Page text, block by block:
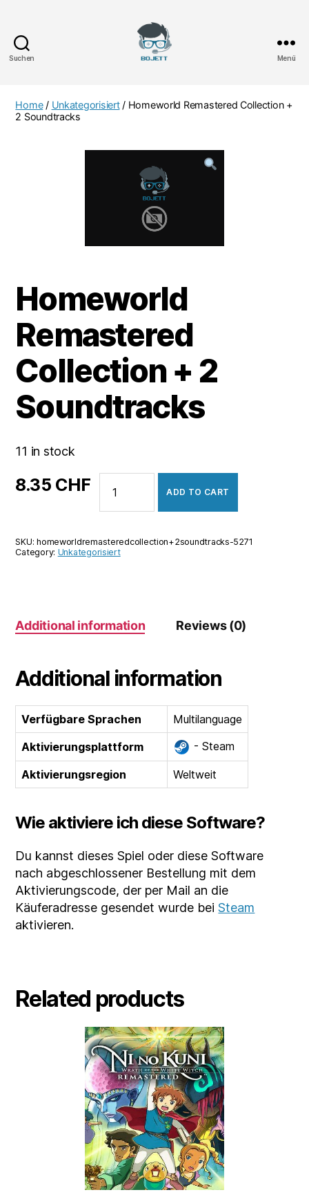
Suchen Menü
Home/ Unkategorisiert/ Homeworld Remastered Collection +
2 Soundtracks
Homeworld
Remastered
Collection + 2
Soundtracks
11 in stock
8.35 CHF
Remastered
Collection
2
ADD TO CART
SKU:homeworldremasteredcollection+2soundtracks-5271
Category: Unkategorisiert
Additional information Reviews (0)
Additional information
Verfügbare Sprachen
Multilanguage
Aktivierungsplattform
- Steam
Aktivierungsregion Weltweit
Wie aktiviere ich diese Software?
Du kannst dieses Spiel oder diese Software
nach abgeschlossener Bestellung mit dem
Aktivierungscode, der per Mail an die
Käuferadresse gesendet wurde beiSteam
aktivieren.
Related products